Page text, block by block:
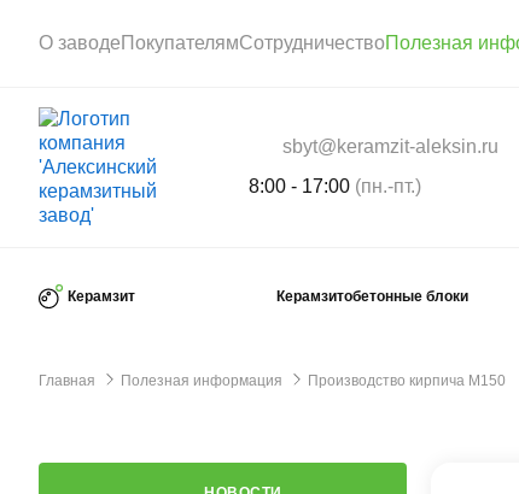
О заводе ПокупателямСотрудничествоПолезная
sbyt@keramzit-aleksin.ru
8:00 - 17:00(пн.-пт.)
Керамзит Керамзитобетонные блоки
Главная Полезная информация Производство кирпича М150